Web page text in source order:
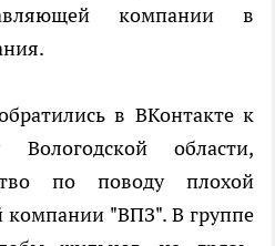
компании в
в ВКонтакте к
области,
по поводу плохой
"ВПЗ". В группе